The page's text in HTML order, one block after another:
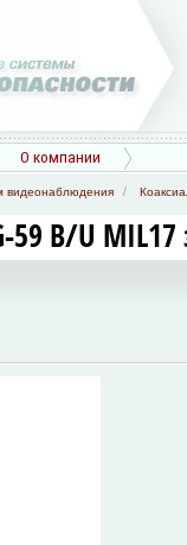
О компании
видеонаблюдения
59 B/U